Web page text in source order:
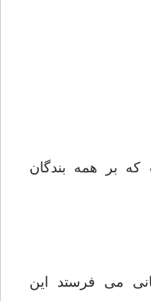
که بر همه بندگان
می فرستد این